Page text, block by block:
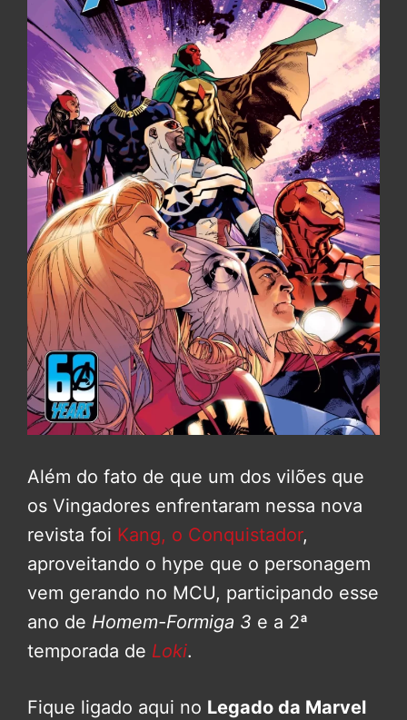
Além do fato de que um dos vilões que
os Vingadores enfrentaram nessa nova
revista foi Kang, o Conquistador,
aproveitando o hype que o personagem
vem gerando no MCU, participando esse
ano de Homem-Formiga 3 e a 2ª
temporada de Loki.
Fique ligado aqui no Legado da Marvel